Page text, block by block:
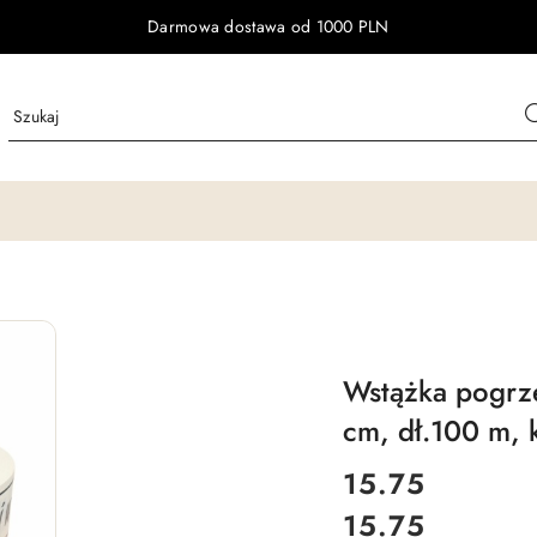
Darmowa dostawa od 1000 PLN
Wstążka
cm, dł.100 m,
cena:
15.75
Cena:
15.75